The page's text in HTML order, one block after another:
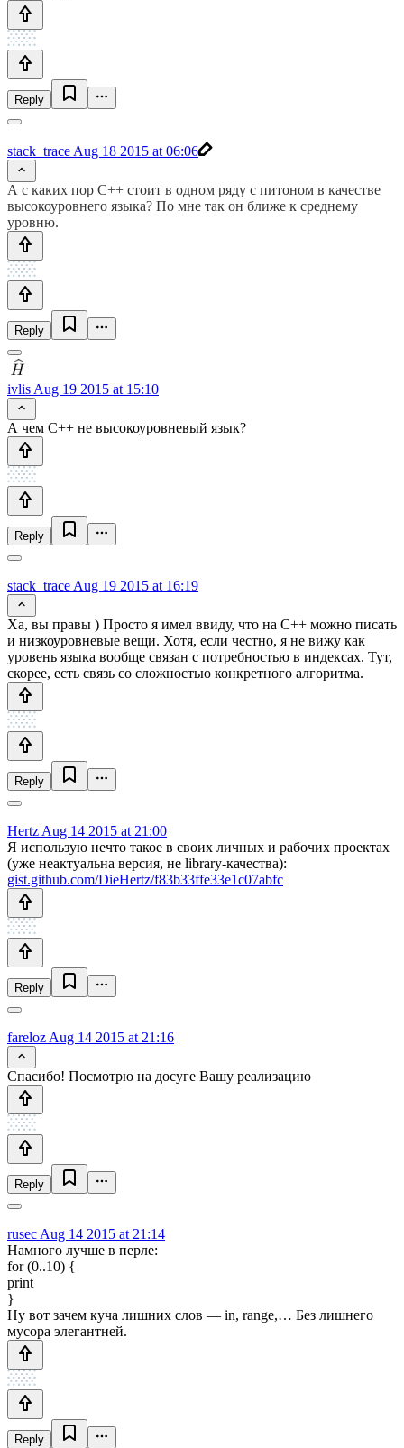
Reply
stack_trace Aug 18 2015 at 06:06
А с каких пор C++ стоит в одном ряду с питоном в качестве
высокоуровнего языка? По мне так он ближе к среднему
уровню.
Reply
ivlis Aug 19 2015 at 15:10
А чем C++ не высокоуровневый язык?
Reply
stack_trace Aug 19 2015 at 16:19
Ха, вы правы ) Просто я имел ввиду, что на C++ можно писать
и низкоуровневые вещи. Хотя, если честно, я не вижу как
уровень языка вообще связан с потребностью в индексах. Тут,
скорее, есть связь со сложностью конкретного алгоритма.
Reply
Hertz Aug 14 2015 at 21:00
Я использую нечто такое в своих личных и рабочих проектах
(уже неактуальна версия, не library-качества):
gist.github.com/DieHertz/f83b33ffe33e1c07abfc
Reply
fareloz Aug 14 2015 at 21:16
Спасибо! Посмотрю на досуге Вашу реализацию
Reply
rusec Aug 14 2015 at 21:14
Намного лучше в перле:
for (0..10) {
print
}
Ну вот зачем куча лишних слов — in, range,… Без лишнего
мусора элегантней.
Reply